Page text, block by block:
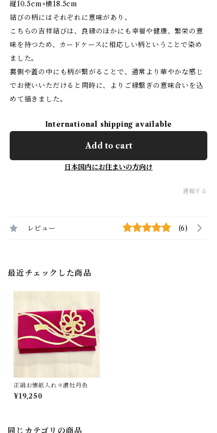
縦10.5cm×横18.5cm
結びの柄にはそれぞれに意味があり、
こちらの吉祥結びは、良縁のほかにも幸福や健康、繁栄の意
味を持つため、カードケースに相応しい柄ということで染め
ました。
裏側や蓋の中にも柄が繋がることで、通常より華やかな感じ
でお使いいただけると同時に、よりご縁繋ぎの意味合いを込
めて描きました。
International shipping available
Add to cart
日本国内にお住まいの方向け
通報する
レビュー (6)
最近チェックした商品
正絹お懐紙入れ＊濃牡丹色
¥19,250
同じカテゴリの商品